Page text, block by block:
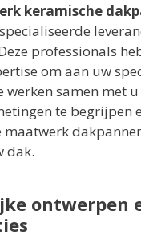
keramische
professionals
om aan uw
werken samen met
te begrijpen
maatwerk
dak.
ontwerpen